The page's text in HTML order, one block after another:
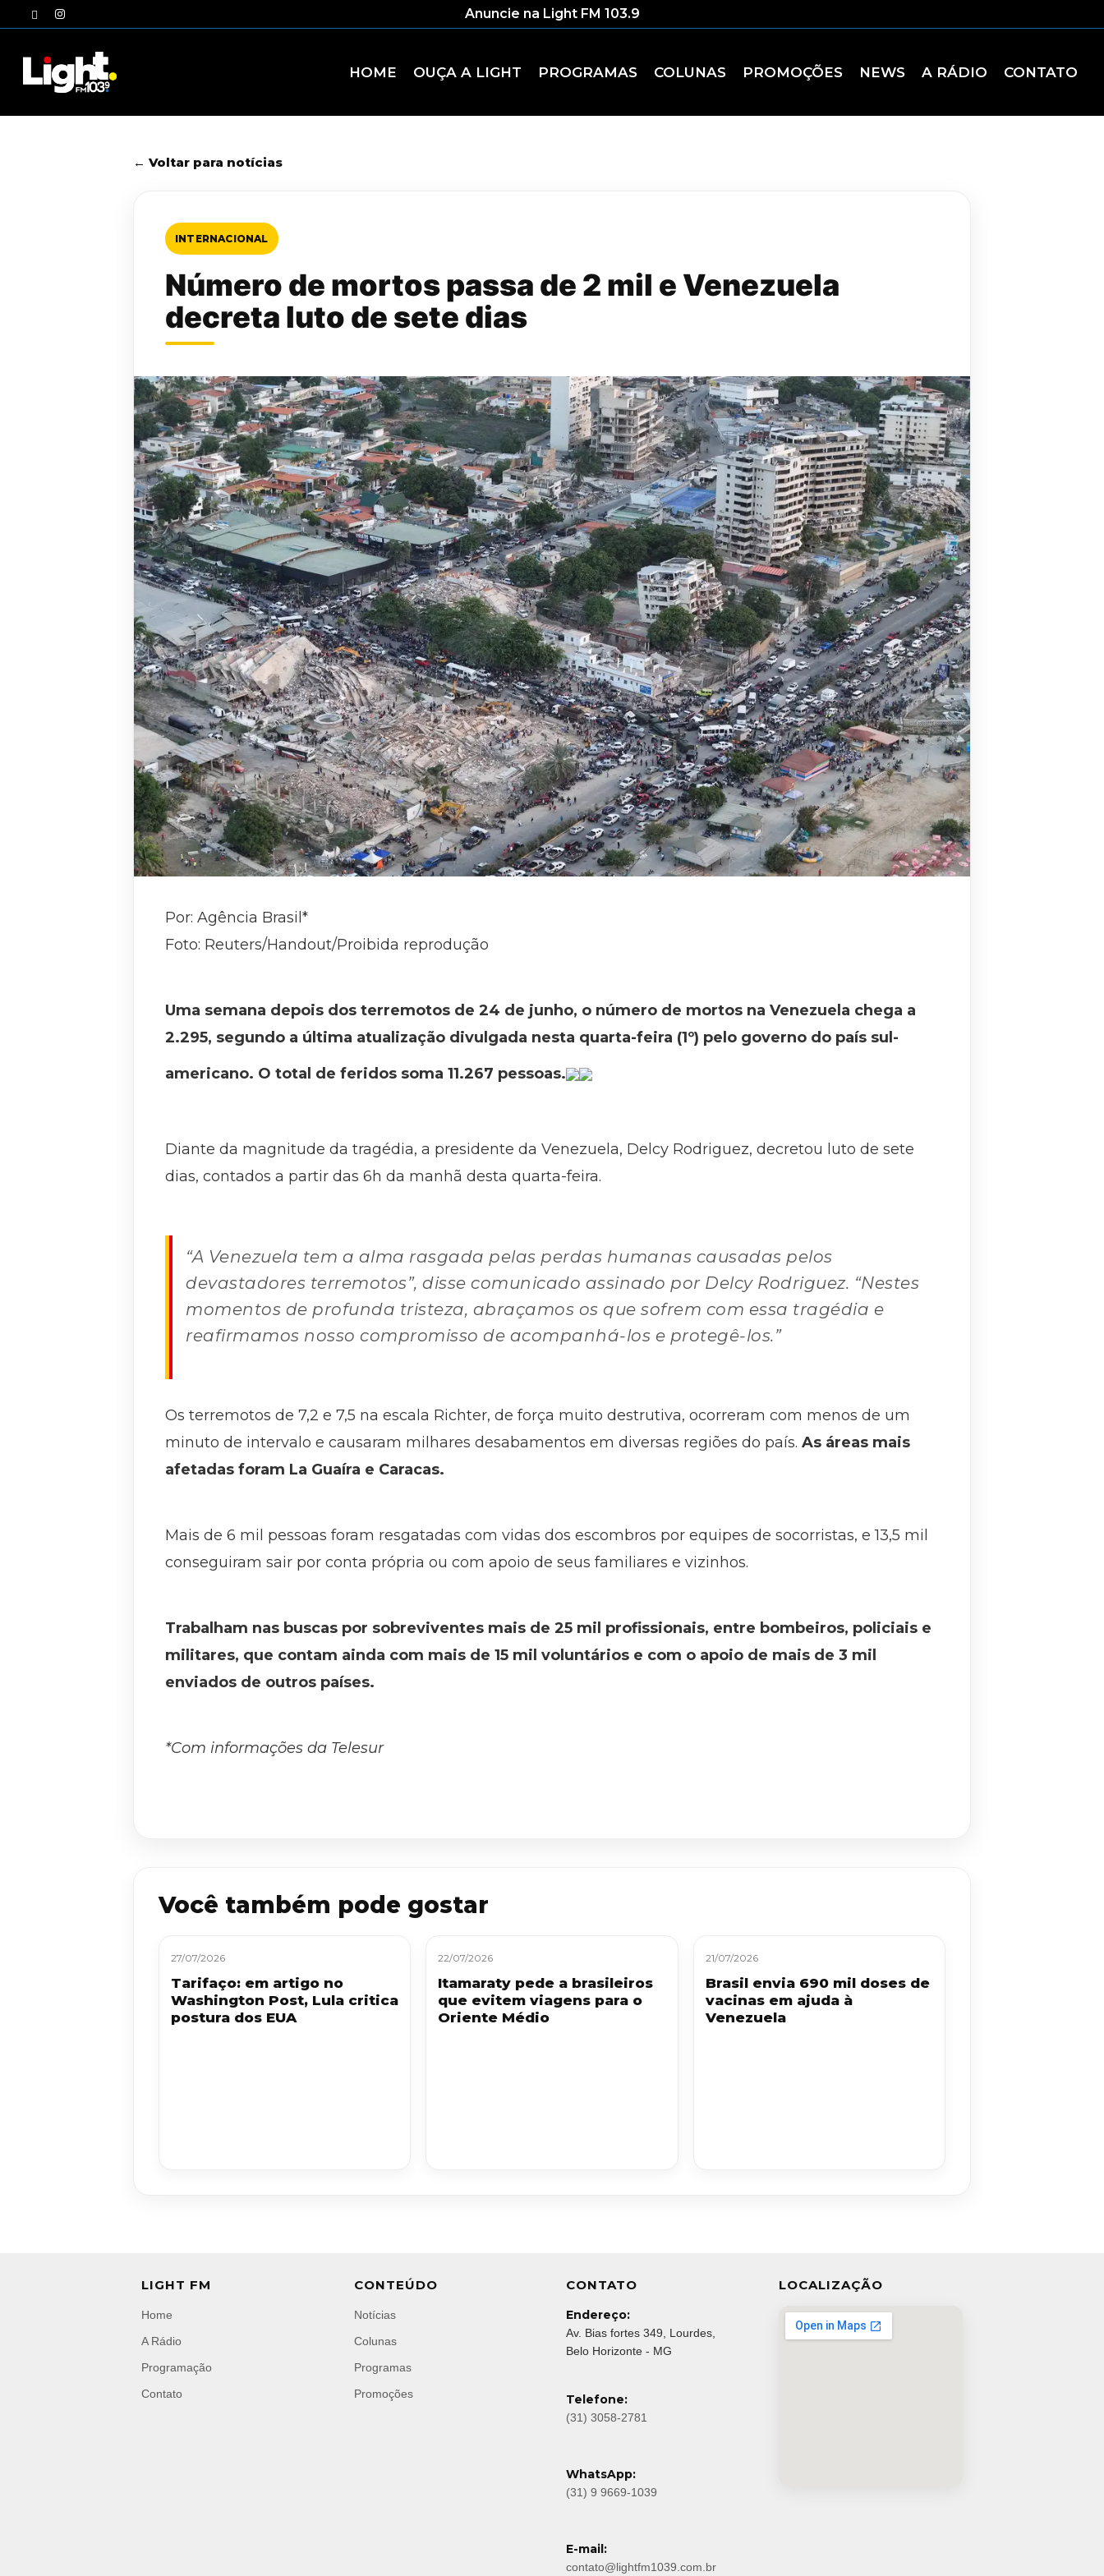
to
twitterinstagram Anuncie na Light FM 103.9
HOME OUÇA A LIGHT PROGRAMAS COLUNAS PROMOÇÕES NEWS A RÁDIO CONTATO
← Voltar para notícias
INTERNACIONAL
Número de mortos passa de 2 mil e Venezuela
decreta luto de sete dias
Por: Agência Brasil*
Foto: Reuters/Handout/Proibida reprodução
Uma semana depois dos terremotos de 24 de junho, o número de mortos na Venezuela chega a
2.295, segundo a última atualização divulgada nesta quarta-feira (1º) pelo governo do país sul-
americano. O total de feridos soma 11.267 pessoas.
Diante da magnitude da tragédia, a presidente da Venezuela, Delcy Rodriguez, decretou luto de sete
dias, contados a partir das 6h da manhã desta quarta-feira.
“A Venezuela tem a alma rasgada pelas perdas humanas causadas pelos
devastadores terremotos”, disse comunicado assinado por Delcy Rodriguez. “Nestes
momentos de profunda tristeza, abraçamos os que sofrem com essa tragédia e
reafirmamos nosso compromisso de acompanhá-los e protegê-los.”
Os terremotos de 7,2 e 7,5 na escala Richter, de força muito destrutiva, ocorreram com menos de um
minuto de intervalo e causaram milhares desabamentos em diversas regiões do país. As áreas mais
afetadas foram La Guaíra e Caracas.
Mais de 6 mil pessoas foram resgatadas com vidas dos escombros por equipes de socorristas, e 13,5 mil
conseguiram sair por conta própria ou com apoio de seus familiares e vizinhos.
Trabalham nas buscas por sobreviventes mais de 25 mil profissionais, entre bombeiros, policiais e
militares, que contam ainda com mais de 15 mil voluntários e com o apoio de mais de 3 mil
enviados de outros países.
*Com informações da Telesur
Você também pode gostar
27/07/2026
Tarifaço: em artigo no
Washington Post, Lula critica
postura dos EUA
22/07/2026
Itamaraty pede a brasileiros
que evitem viagens para o
Oriente Médio
21/07/2026
Brasil envia 690 mil doses de
vacinas em ajuda à
Venezuela
LIGHT FM
Home
A Rádio
Programação
Contato
CONTEÚDO
Notícias
Colunas
Programas
Promoções
CONTATO
Endereço:
Av. Bias fortes 349, Lourdes,
Belo Horizonte - MG
Telefone:
(31) 3058-2781
WhatsApp:
(31) 9 9669-1039
E-mail:
contato@lightfm1039.com.br
LOCALIZAÇÃO